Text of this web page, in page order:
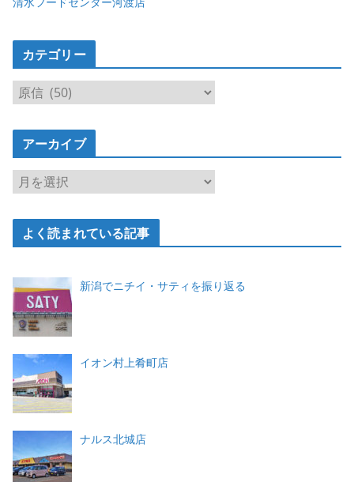
カテゴリー
カ
テ
ゴ
ー
アーカイブ
ア
ー
カ
よく読まれている記事
新潟でニチイ・サティを振り返る
イオン村上肴町店
ナルス北城店